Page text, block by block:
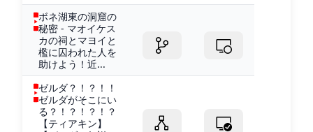
ボネ湖東の洞窟の
秘密 - マオイケス
カの祠とマヨイと
檻に囚われた人を
助けよう！近...
ゼルダ？！？！！
ゼルダがそこにい
る？！？！？！？
【ティアキン】